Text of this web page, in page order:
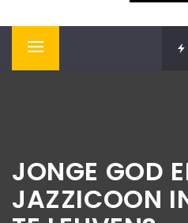
Primary
JONGE GOD
JAZZICOON